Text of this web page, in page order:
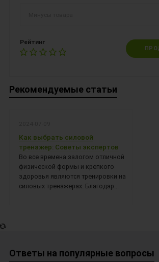
Рейтинг
Рекомендуемые статьи
Как выбрать силовой
тренажер: Советы экспертов
Во все времена залогом отличной
физической формы и крепкого
здоровья являются тренировки на
силовых тренажерах. Благодар...
Ответы на популярные вопросы